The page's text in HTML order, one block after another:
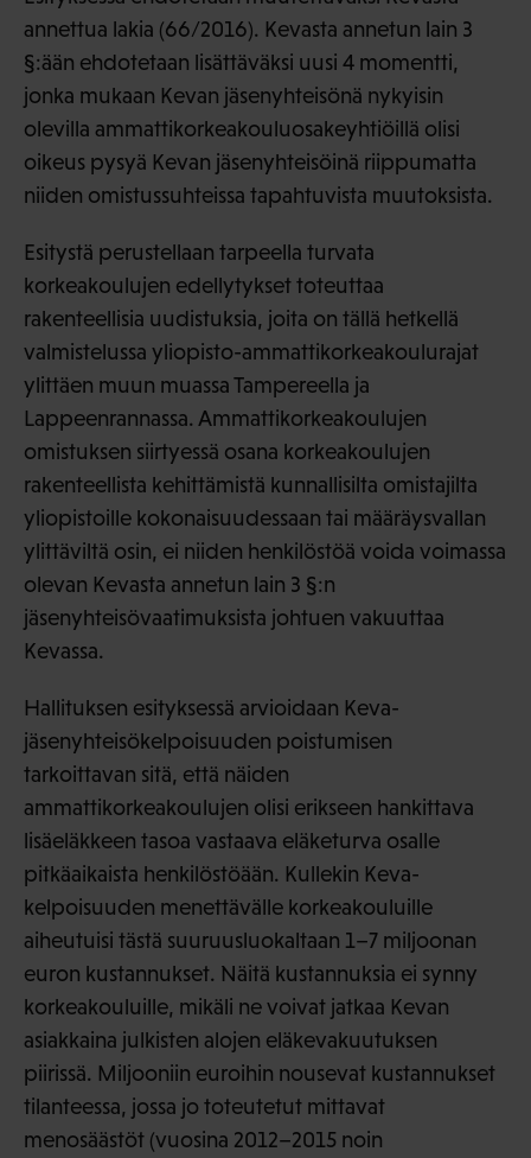
annettua lakia (66/2016). Kevasta annetun lain 3
§:ään ehdotetaan lisättäväksi uusi 4 momentti,
jonka mukaan Kevan jäsenyhteisönä nykyisin
olevilla ammattikorkeakouluosakeyhtiöillä olisi
oikeus pysyä Kevan jäsenyhteisöinä riippumatta
niiden omistussuhteissa tapahtuvista muutoksista.
Esitystä perustellaan tarpeella turvata
korkeakoulujen edellytykset toteuttaa
rakenteellisia uudistuksia, joita on tällä hetkellä
valmistelussa yliopisto-ammattikorkeakoulurajat
ylittäen muun muassa Tampereella ja
Lappeenrannassa. Ammattikorkeakoulujen
omistuksen siirtyessä osana korkeakoulujen
rakenteellista kehittämistä kunnallisilta omistajilta
yliopistoille kokonaisuudessaan tai määräysvallan
ylittäviltä osin, ei niiden henkilöstöä voida voimassa
olevan Kevasta annetun lain 3 §:n
jäsenyhteisövaatimuksista johtuen vakuuttaa
Kevassa.
Hallituksen esityksessä arvioidaan Keva-
jäsenyhteisökelpoisuuden poistumisen
tarkoittavan sitä, että näiden
ammattikorkeakoulujen olisi erikseen hankittava
lisäeläkkeen tasoa vastaava eläketurva osalle
pitkäaikaista henkilöstöään. Kullekin Keva-
kelpoisuuden menettävälle korkeakouluille
aiheutuisi tästä suuruusluokaltaan 1–7 miljoonan
euron kustannukset. Näitä kustannuksia ei synny
korkeakouluille, mikäli ne voivat jatkaa Kevan
asiakkaina julkisten alojen eläkevakuutuksen
piirissä. Miljooniin euroihin nousevat kustannukset
tilanteessa, jossa jo toteutetut mittavat
menosäästöt (vuosina 2012–2015 noin